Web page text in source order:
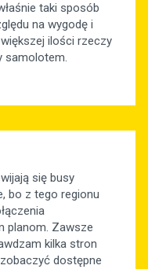
taki sposób
na wygodę i
ilości rzeczy
samolotem.
się busy
bo z tego regionu
planom. Zawsze
kilka stron
dostępne